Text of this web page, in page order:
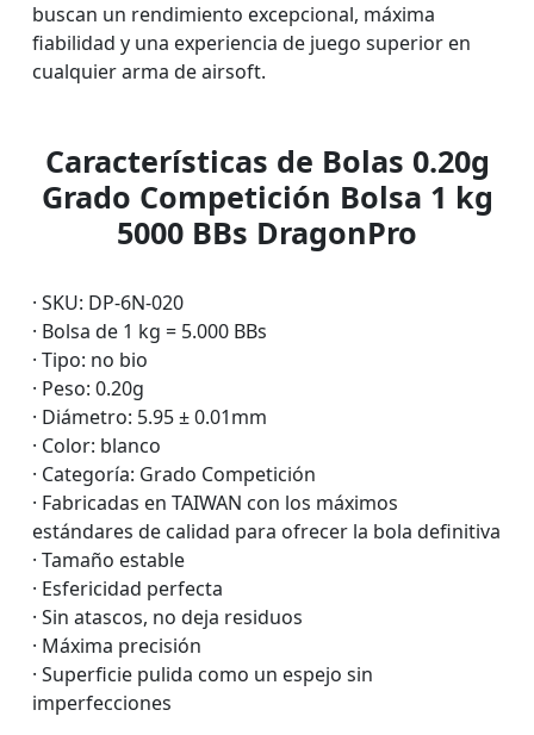
buscan un rendimiento excepcional, máxima
fiabilidad y una experiencia de juego superior en
cualquier arma de airsoft.
Características de Bolas 0.20g
Grado Competición Bolsa 1 kg
5000 BBs DragonPro
· SKU: DP-6N-020
· Bolsa de 1 kg = 5.000 BBs
· Tipo: no bio
· Peso: 0.20g
· Diámetro: 5.95 ± 0.01mm
· Color: blanco
· Categoría: Grado Competición
· Fabricadas en TAIWAN con los máximos
estándares de calidad para ofrecer la bola definitiva
· Tamaño estable
· Esfericidad perfecta
· Sin atascos, no deja residuos
· Máxima precisión
· Superficie pulida como un espejo sin
imperfecciones